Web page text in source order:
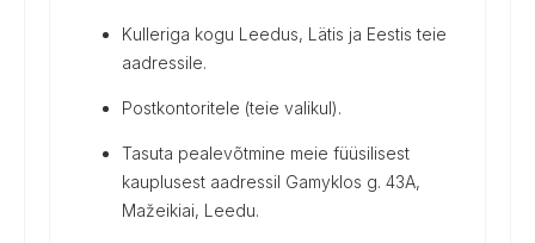
Kulleriga kogu Leedus, Lätis ja Eestis teie
aadressile.
Postkontoritele (teie valikul).
Tasuta pealevõtmine meie füüsilisest
kauplusest aadressil Gamyklos g. 43A,
Mažeikiai, Leedu.